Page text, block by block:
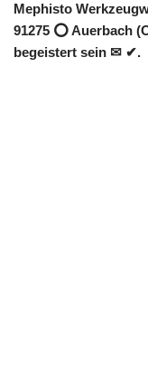
Mephisto
91275 ⭕ Auerbach
begeistert sein ✉ ✔.